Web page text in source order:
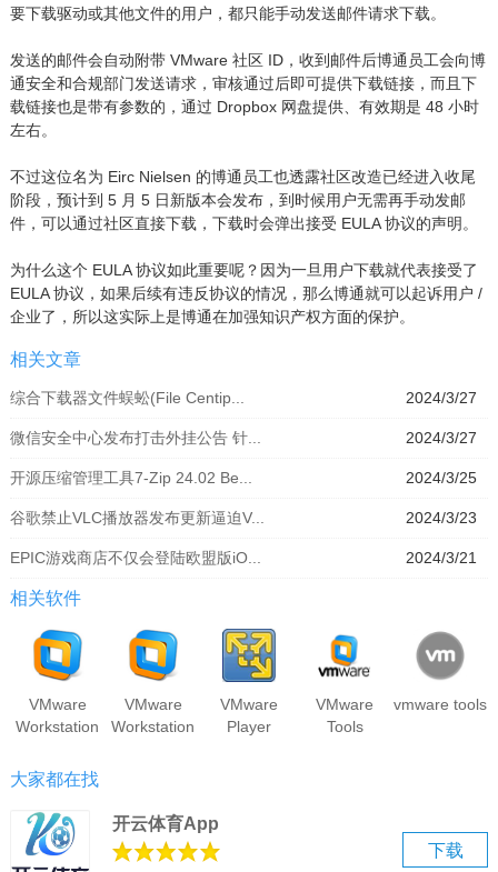
要下载驱动或其他文件的用户，都只能手动发送邮件请求下载。
发送的邮件会自动附带 VMware 社区 ID，收到邮件后博通员工会向博
通安全和合规部门发送请求，审核通过后即可提供下载链接，而且下
载链接也是带有参数的，通过 Dropbox 网盘提供、有效期是 48 小时
左右。
不过这位名为 Eirc Nielsen 的博通员工也透露社区改造已经进入收尾
阶段，预计到 5 月 5 日新版本会发布，到时候用户无需再手动发邮
件，可以通过社区直接下载，下载时会弹出接受 EULA 协议的声明。
为什么这个 EULA 协议如此重要呢？因为一旦用户下载就代表接受了
EULA 协议，如果后续有违反协议的情况，那么博通就可以起诉用户 /
企业了，所以这实际上是博通在加强知识产权方面的保护。
相关文章
2024/3/27
综合下载器文件蜈蚣(File Centip...
2024/3/27
微信安全中心发布打击外挂公告 针...
2024/3/25
开源压缩管理工具7-Zip 24.02 Be...
2024/3/23
谷歌禁止VLC播放器发布更新逼迫V...
2024/3/21
EPIC游戏商店不仅会登陆欧盟版iO...
相关软件
VMware
Workstation
VMware
Workstation
VMware
Player
VMware
Tools
vmware tools
大家都在找
下载
开云体育App